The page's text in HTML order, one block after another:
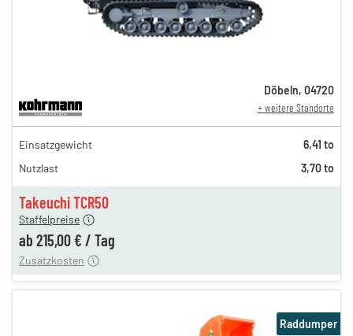
Takeuchi TCR50
372,00 €
310,00 €
258,00 €
Staffelpreise
ab 215,00 € / Tag
12,00 €
Zusatzkosten
Döbeln, 04720
+ weitere Standorte
Einsatzgewicht
6,41 to
Nutzlast
3,70 to
Raddumper